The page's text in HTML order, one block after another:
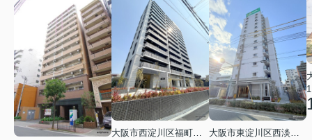
大阪市西淀川区福町２丁目
大阪市東淀川区西淡路１丁目